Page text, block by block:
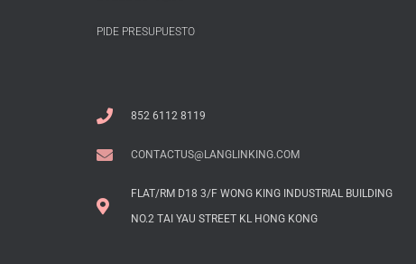
PIDE PRESUPUESTO
852 6112 8119
CONTACTUS@LANGLINKING.COM
FLAT/RM D18 3/F WONG KING INDUSTRIAL BUILDING
NO.2 TAI YAU STREET KL HONG KONG